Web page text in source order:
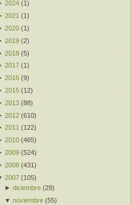
2024 (1 )
2021 (1)
2020 (1)
2019 (2)
2018 (5)
2017 (1 )
2016 (9)
2015 (12)
2013 (88)
2012 (610)
2011 (122)
2010 (465)
2009 (524)
2008 (431)
2007 (105)
►diciembre (29)
▼noviembre (55)